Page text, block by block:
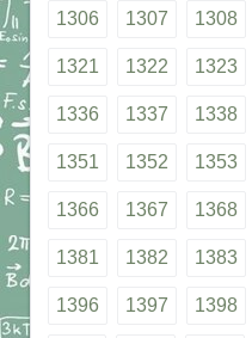
1306 1307 1308
1321 1322 1323
1336 1337 1338
1351 1352 1353
1366 1367 1368
1381 1382 1383
1396 1397 1398